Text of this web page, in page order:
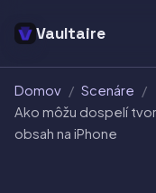
Vaultaire
Domov / Scenáre /
Ako môžu dospelí
obsah na iPhone